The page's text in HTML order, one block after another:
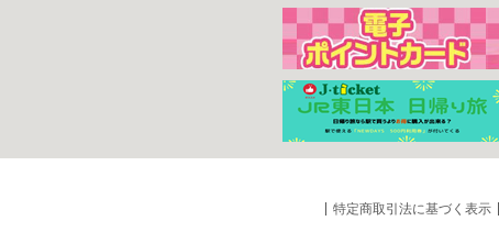
特定商取引法に基づく表示